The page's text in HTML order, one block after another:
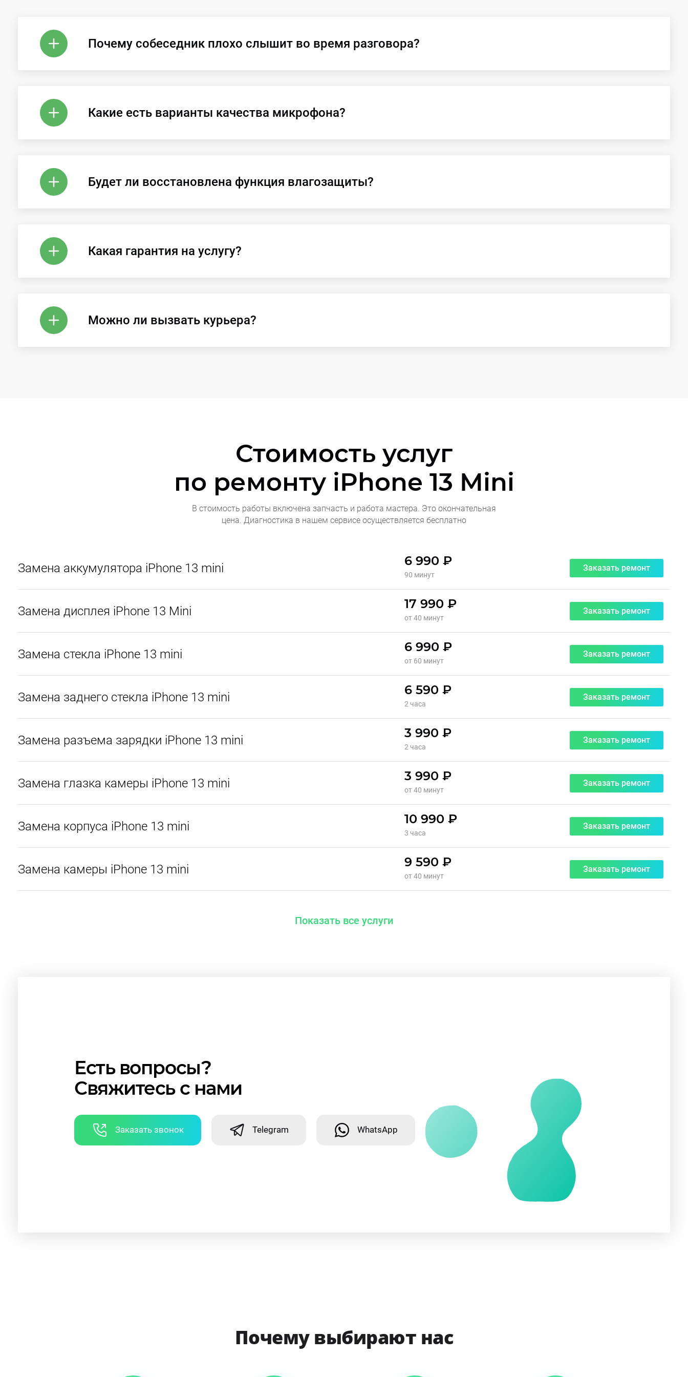
Почему собеседник плохо слышит во время разговора?
Какие есть варианты качества микрофона?
Будет ли восстановлена функция влагозащиты?
Какая гарантия на услугу?
Можно ли вызвать курьера?
Стоимость услуг
по ремонту iPhone 13 Mini
В стоимость работы включена запчасть и работа мастера. Это окончательная
цена. Диагностика в нашем сервисе осуществляется бесплатно
Замена аккумулятора iPhone 13 mini 6 990 ₽
90 минут
Заказать ремонт
Замена дисплея iPhone 13 Mini 17 990 ₽
от 40 минут
Заказать ремонт
Замена стекла iPhone 13 mini 6 990 ₽
от 60 минут
Заказать ремонт
Замена заднего стекла iPhone 13 mini 6 590 ₽
2 часа
Заказать ремонт
Замена разъема зарядки iPhone 13 mini 3 990 ₽
2 часа
Заказать ремонт
Замена глазка камеры iPhone 13 mini 3 990 ₽
от 40 минут
Заказать ремонт
Замена корпуса iPhone 13 mini 10 990 ₽
3 часа
Заказать ремонт
Замена камеры iPhone 13 mini 9 590 ₽
от 40 минут
Заказать ремонт
Показать все услуги
Есть вопросы?
Свяжитесь с нами
Заказать звонок Telegram WhatsApp
Почему выбирают нас